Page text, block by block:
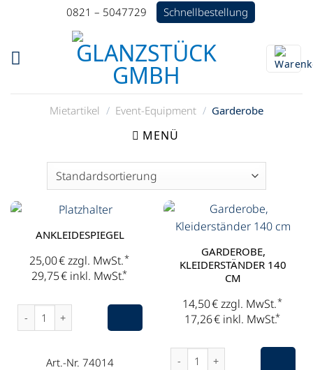
0821 – 5047729 Schnellbestellung
Mietartikel / Event-Equipment / Garderobe
MENÜ
ANKLEIDESPIEGEL
25,00€zzgl. MwSt.*
29,75€inkl. MwSt.*
Ankleidespiegel Menge
Art.-Nr. 74014
GARDEROBE,
KLEIDERSTÄNDER 140
CM
14,50€zzgl. MwSt.*
17,26€inkl. MwSt.*
Garderobe, Kleiderständer